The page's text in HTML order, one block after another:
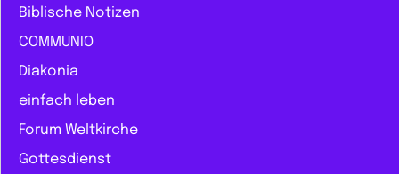
Biblische Notizen
COMMUNIO
Diakonia
einfach leben
Forum Weltkirche
Gottesdienst